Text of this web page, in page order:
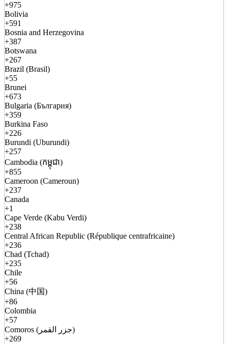
+975
Bolivia
+591
Bosnia and Herzegovina
+387
Botswana
+267
Brazil (Brasil)
+55
Brunei
+673
Bulgaria (България)
+359
Burkina Faso
+226
Burundi (Uburundi)
+257
Cambodia (កម្ពុជា)
+855
Cameroon (Cameroun)
+237
Canada
+1
Cape Verde (Kabu Verdi)
+238
Central African Republic (République centrafricaine)
+236
Chad (Tchad)
+235
Chile
+56
China (中国)
+86
Colombia
+57
Comoros (جزر القمر)
+269